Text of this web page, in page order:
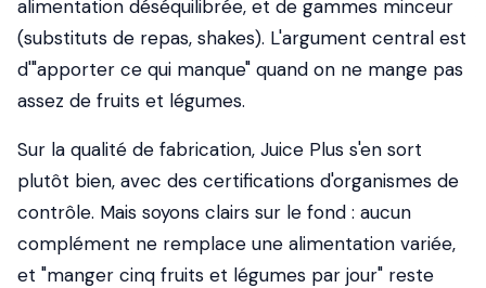
alimentation déséquilibrée, et de gammes minceur
(substituts de repas, shakes). L'argument central est
d'"apporter ce qui manque" quand on ne mange pas
assez de fruits et légumes.
Sur la qualité de fabrication, Juice Plus s'en sort
plutôt bien, avec des certifications d'organismes de
contrôle. Mais soyons clairs sur le fond : aucun
complément ne remplace une alimentation variée,
et "manger cinq fruits et légumes par jour" reste